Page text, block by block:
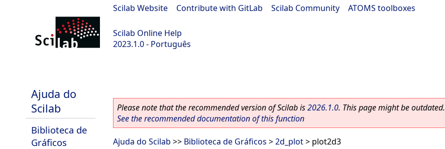
Scilab Website Contribute with GitLab Scilab Community ATOMS toolboxes
Scilab Online Help
2023.1.0 - Português
Ajuda do
Scilab
Biblioteca de
Gráficos
Please note that the recommended version of Scilab is2026.1.0. This page might be outdated.
See the recommended documentation of this function
Ajuda do Scilab >> Biblioteca de Gráficos >2d_plot> plot2d3